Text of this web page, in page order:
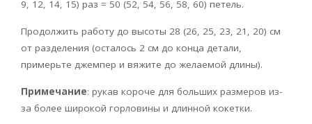
9, 12, 14, 15) раз = 50 (52, 54, 56, 58, 60) петель.
Продолжить работу до высоты 28 (26, 25, 23, 21, 20) см
от разделения (осталось 2 см до конца детали,
примерьте джемпер и вяжите до желаемой длины).
Примечание: рукав короче для больших размеров из-
за более широкой горловины и длинной кокетки.